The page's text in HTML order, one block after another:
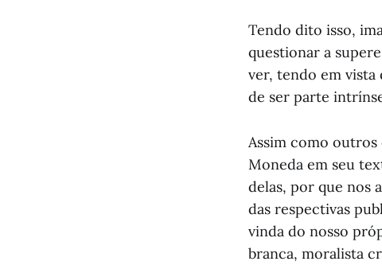
Tendo dito isso,
questionar a
ver, tendo em
de ser parte
Assim como outros
Moneda em seu
delas, por que nos
das respectivas
vinda do nosso
branca, moralista